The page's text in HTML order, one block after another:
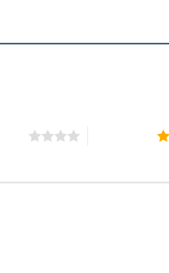
5 trên 5 sao